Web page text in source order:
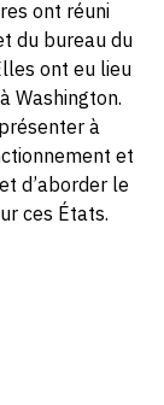
ont réuni
du bureau du
ont eu lieu
Washington.
à
et
d’aborder le
ces États.